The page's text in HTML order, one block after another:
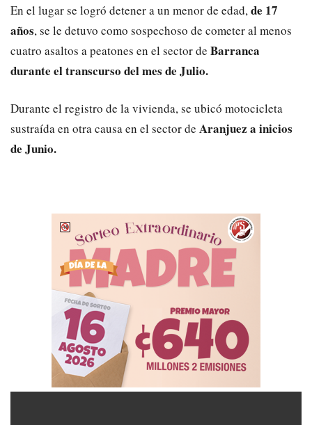
En el lugar se logró detener a un menor de edad,de 17
años, se le detuvo como sospechoso de cometer al menos
cuatro asaltos a peatones en el sector de Barranca
durante el transcurso del mes de Julio.
Durante el registro de la vivienda, se ubicó motocicleta
sustraída en otra causa en el sector de Aranjuez a inicios
de Junio.